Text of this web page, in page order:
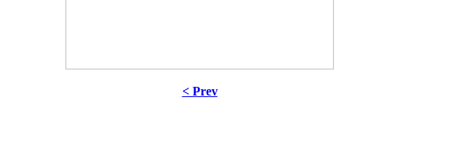
< Prev